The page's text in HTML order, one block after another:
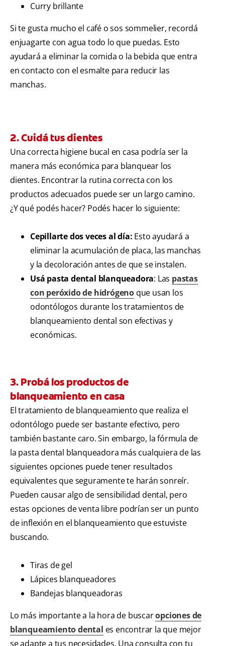
Curry brillante
Si te gusta mucho el café o sos sommelier, recordá
enjuagarte con agua todo lo que puedas. Esto
ayudará a eliminar la comida o la bebida que entra
en contacto con el esmalte para reducir las
manchas.
2. Cuidá tus dientes
Una correcta higiene bucal en casa podría ser la
manera más económica para blanquear los
dientes. Encontrar la rutina correcta con los
productos adecuados puede ser un largo camino.
¿Y qué podés hacer? Podés hacer lo siguiente:
Cepillarte dos veces al día: Esto ayudará a
eliminar la acumulación de placa, las manchas
y la decoloración antes de que se instalen.
Usá pasta dental blanqueadora: Las pastas
con peróxido de hidrógeno que usan los
odontólogos durante los tratamientos de
blanqueamiento dental son efectivas y
económicas.
3. Probá los productos de
blanqueamiento en casa
El tratamiento de blanqueamiento que realiza el
odontólogo puede ser bastante efectivo, pero
también bastante caro. Sin embargo, la fórmula de
la pasta dental blanqueadora más cualquiera de las
siguientes opciones puede tener resultados
equivalentes que seguramente te harán sonreír.
Pueden causar algo de sensibilidad dental, pero
estas opciones de venta libre podrían ser un punto
de inflexión en el blanqueamiento que estuviste
buscando.
Tiras de gel
Lápices blanqueadores
Bandejas blanqueadoras
Lo más importante a la hora de buscaropciones de
blanqueamiento dental es encontrar la que mejor
se adapte a tus necesidades. Una consulta con tu